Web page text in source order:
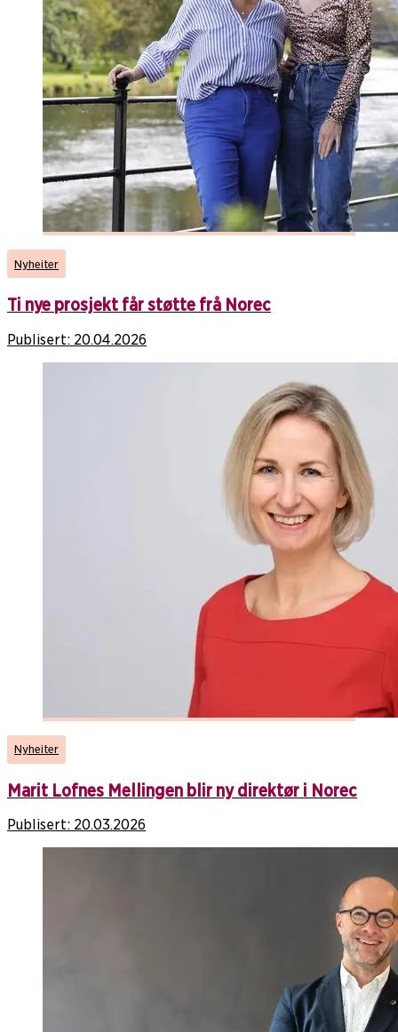
Nyheiter
Ti nye prosjekt får støtte frå Norec
Publisert: 20.04.2026
Nyheiter
Marit Lofnes Mellingen blir ny direktør i Norec
Publisert: 20.03.2026